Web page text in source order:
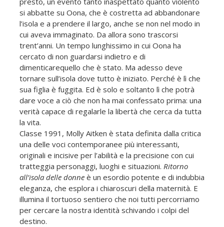
si abbatte su Oona, che è costretta ad abbandonare
l’isola e a prendere il largo, anche se non nel modo in
cui aveva immaginato. Da allora sono trascorsi
trent’anni. Un tempo lunghissimo in cui Oona ha
cercato di non guardarsi indietro e di
dimenticarequello che è stato. Ma adesso deve
tornare sull’isola dove tutto è iniziato. Perché è lì che
sua figlia è fuggita. Ed è solo e soltanto lì che potrà
dare voce a ciò che non ha mai confessato prima: una
verità capace di regalarle la libertà che cerca da tutta
la vita.
Classe 1991, Molly Aitken è stata definita dalla critica
una delle voci contemporanee più interessanti,
originali e incisive per l’abilità e la precisione con cui
tratteggia personaggi, luoghi e situazioni. Ritorno
all’isola delle donne è un esordio potente e di indubbia
eleganza, che esplora i chiaroscuri della maternità. E
illumina il tortuoso sentiero che noi tutti percorriamo
per cercare la nostra identità schivando i colpi del
destino.